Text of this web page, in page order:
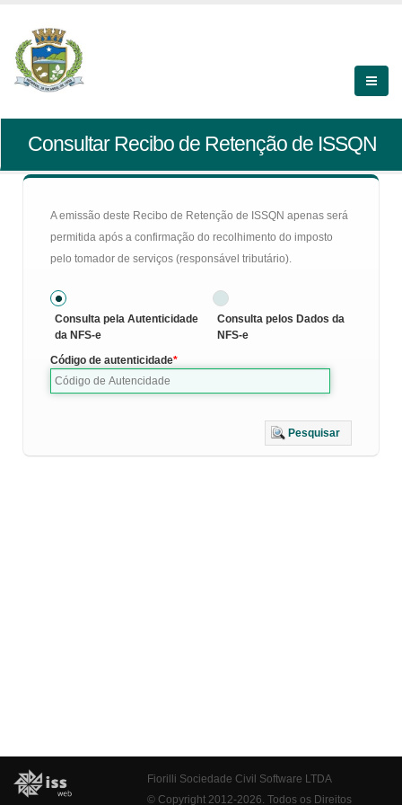
Consultar Recibo de Retenção de ISSQN
A emissão deste Recibo de Retenção de ISSQN apenas será
permitida após a confirmação do recolhimento do imposto
pelo tomador de serviços (responsável tributário).
Consulta pela Autenticidade
da NFS-e
Consulta pelos Dados da
NFS-e
Código de autenticidade
Pesquisar
Fiorilli Sociedade Civil Software LTDA
© Copyright 2012-2026. Todos os Direitos